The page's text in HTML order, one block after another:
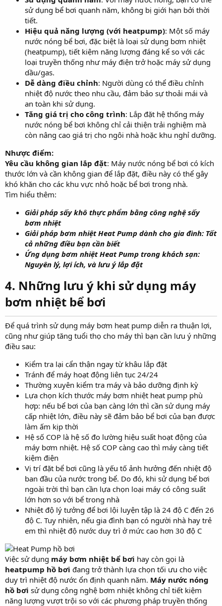
sử dụng bể bơi quanh năm, không bị giới hạn bởi thời
tiết.
Hiệu quả năng lượng (với heatpump): Một số máy
nước nóng bể bơi, đặc biệt là loại sử dụng bơm nhiệt
(heatpump), tiết kiệm năng lượng đáng kể so với các
loại truyền thống như máy điện trở hoặc máy sử dụng
dầu/gas.
Dễ dàng điều chỉnh: Người dùng có thể điều chỉnh
nhiệt độ nước theo nhu cầu, đảm bảo sự thoải mái và
an toàn khi sử dụng.
Tăng giá trị cho công trình: Lắp đặt hệ thống máy
nước nóng bể bơi không chỉ cải thiện trải nghiệm mà
còn nâng cao giá trị cho ngôi nhà hoặc khu nghỉ dưỡng.
Nhược điểm:
Yêu cầu không gian lắp đặt: Máy nước nóng bể bơi có kích
thước lớn và cần không gian để lắp đặt, điều này có thể gây
khó khăn cho các khu vực nhỏ hoặc bể bơi trong nhà.
Tìm hiểu thêm:
Giải pháp sấy khô thực phẩm bằng công nghệ sấy
bơm nhiệt
Giải pháp bơm nhiệt Heat Pump dành cho gia đình: Tất
cả những điều bạn cần biết
Ứng dụng bơm nhiệt Heat Pump trong khách sạn:
Nguyên lý, lợi ích, và lưu ý lắp đặt
4. Những lưu ý khi sử dụng máy
bơm nhiệt bể bơi
Để quá trình sử dụng máy bơm heat pump diễn ra thuận lợi,
cũng như giúp tăng tuổi thọ cho máy thì bạn cần lưu ý những
điều sau:
Kiểm tra lại cẩn thận ngay từ khâu lắp đặt
Tránh để máy hoạt động liên tục 24/24
Thường xuyên kiểm tra máy và bảo dưỡng định kỳ
Lựa chọn kích thước máy bơm nhiệt heat pump phù
hợp: nếu bể bơi của bạn càng lớn thì cần sử dụng máy
cấp nhiệt lớn, điều này sẽ đảm bảo bể bơi của bạn được
làm ấm kịp thời
Hệ số COP là hệ số đo lường hiệu suất hoạt động của
máy bơm nhiệt. Hệ số COP càng cao thì máy càng tiết
kiệm điện
Vị trí đặt bể bơi cũng là yếu tố ảnh hưởng đến nhiệt độ
ban đầu của nước trong bể. Do đó, khi sử dụng bể bơi
ngoài trời thì bạn cần lựa chọn loại máy có công suất
lớn hơn so với bể trong nhà
Nhiệt độ lý tưởng để bơi lội luyện tập là 24 độ C đến 26
độ C. Tuy nhiên, nếu gia đình bạn có người nhà hay trẻ
em thì nhiệt độ nước duy trì ở mức cao hơn 30 độ C
Việc sử dụng máy bơm nhiệt bể bơi hay còn gọi là
heatpump hồ bơi đang trở thành lựa chọn tối ưu cho việc
duy trì nhiệt độ nước ổn định quanh năm. Máy nước nóng
hồ bơi sử dụng công nghệ bơm nhiệt không chỉ tiết kiệm
năng lượng vượt trội so với các phương pháp truyền thống